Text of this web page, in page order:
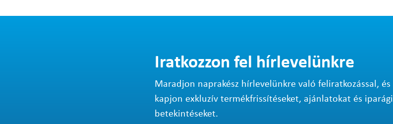
Iratkozzon fel hírlevelünkre
Maradjon naprakész hírlevelünkre való feliratkozással, és
kapjon exkluzív termékfrissítéseket, ajánlatokat és iparági
betekintéseket.